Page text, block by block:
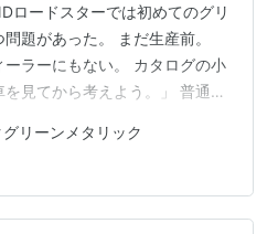
ロードスターでは初めてのグリ
題があった。 まだ生産前。
ラーにもない。 カタログの小
見てから考えよう。」 普通な
の色を塗ってもらった。 …… や
ていた以上に似合ってしまっ
フとの相性が絶妙で、 メーカ
れても信じてしまいそうな雰
リーンメタリック